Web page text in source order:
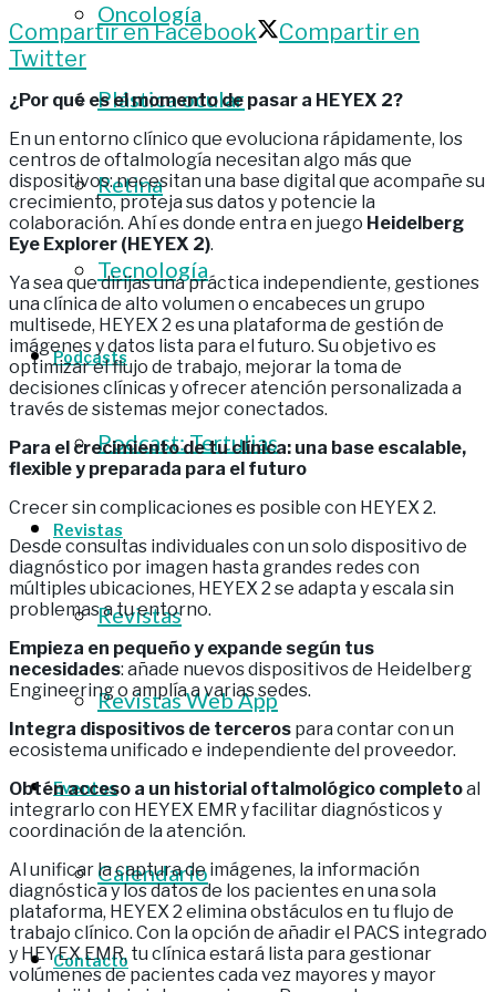
Oncología
Plástica ocular
Retina
Tecnología
Podcasts
Podcast: Tertulias
Revistas
Revistas
Revistas Web App
Eventos
Calendario
Contacto
Compartir en Facebook
Compartir en
Twitter
¿Por qué es el momento de pasar a HEYEX 2?
En un entorno clínico que evoluciona rápidamente, los
centros de oftalmología necesitan algo más que
dispositivos: necesitan una base digital que acompañe su
crecimiento, proteja sus datos y potencie la
colaboración. Ahí es donde entra en juego Heidelberg
Eye Explorer (HEYEX 2).
Ya sea que dirijas una práctica independiente, gestiones
una clínica de alto volumen o encabeces un grupo
multisede, HEYEX 2 es una plataforma de gestión de
imágenes y datos lista para el futuro. Su objetivo es
optimizar el flujo de trabajo, mejorar la toma de
decisiones clínicas y ofrecer atención personalizada a
través de sistemas mejor conectados.
Para el crecimiento de tu clínica: una base escalable,
flexible y preparada para el futuro
Crecer sin complicaciones es posible con HEYEX 2.
Desde consultas individuales con un solo dispositivo de
diagnóstico por imagen hasta grandes redes con
múltiples ubicaciones, HEYEX 2 se adapta y escala sin
problemas a tu entorno.
Empieza en pequeño y expande según tus
necesidades: añade nuevos dispositivos de Heidelberg
Engineering o amplía a varias sedes.
Integra dispositivos de terceros para contar con un
ecosistema unificado e independiente del proveedor.
Obtén acceso a un historial oftalmológico completoal
integrarlo con HEYEX EMR y facilitar diagnósticos y
coordinación de la atención.
Al unificar la captura de imágenes, la información
diagnóstica y los datos de los pacientes en una sola
plataforma, HEYEX 2 elimina obstáculos en tu flujo de
trabajo clínico. Con la opción de añadir el PACS integrado
y HEYEX EMR, tu clínica estará lista para gestionar
volúmenes de pacientes cada vez mayores y mayor